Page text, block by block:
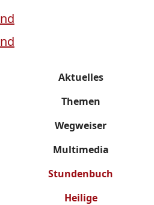
Aktuelles
Themen
Wegweiser
Multimedia
Stundenbuch
Heilige